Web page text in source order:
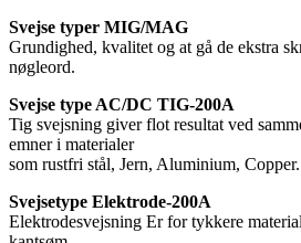
Svejse typer MIG/MAG
Grundighed, kvalitet og at gå de ekstra
nøgleord.
Svejse type AC/DC TIG-200A
Tig svejsning giver flot resultat ved
emner i materialer
som rustfri stål, Jern, Aluminium, Copper.
Svejsetype Elektrode-200A
Elektrodesvejsning Er for tykkere